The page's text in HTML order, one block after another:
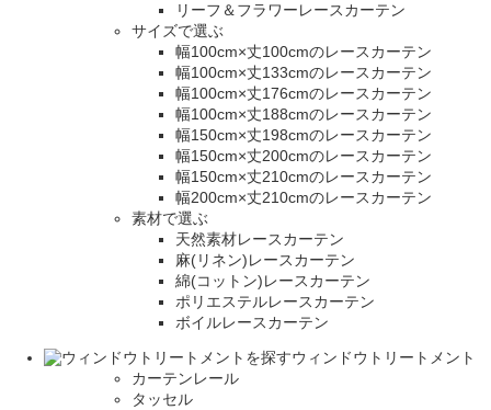
リーフ＆フラワーレースカーテン
サイズで選ぶ
幅100cm×丈100cmのレースカーテン
幅100cm×丈133cmのレースカーテン
幅100cm×丈176cmのレースカーテン
幅100cm×丈188cmのレースカーテン
幅150cm×丈198cmのレースカーテン
幅150cm×丈200cmのレースカーテン
幅150cm×丈210cmのレースカーテン
幅200cm×丈210cmのレースカーテン
素材で選ぶ
天然素材レースカーテン
麻(リネン)レースカーテン
綿(コットン)レースカーテン
ポリエステルレースカーテン
ボイルレースカーテン
ウィンドウトリートメント
カーテンレール
タッセル